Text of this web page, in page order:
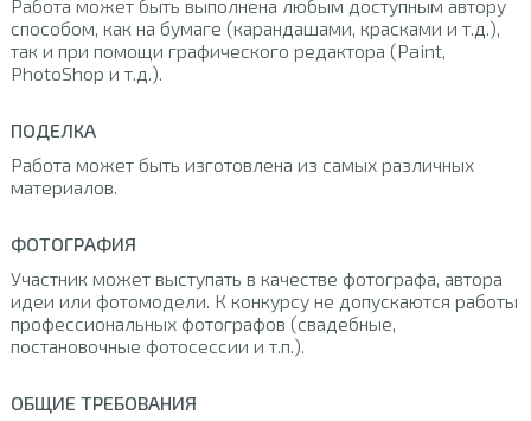
Работа может быть выполнена любым доступным автору
способом, как на бумаге (карандашами, красками и т.д.),
так и при помощи графического редактора (Paint,
PhotoShop и т.д.).
ПОДЕЛКА
Работа может быть изготовлена из самых различных
материалов.
ФОТОГРАФИЯ
Участник может выступать в качестве фотографа, автора
идеи или фотомодели. К конкурсу не допускаются работы
профессиональных фотографов (свадебные,
постановочные фотосессии и т.п.).
ОБЩИЕ ТРЕБОВАНИЯ